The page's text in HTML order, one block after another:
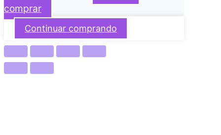
comprar
Continuar comprando